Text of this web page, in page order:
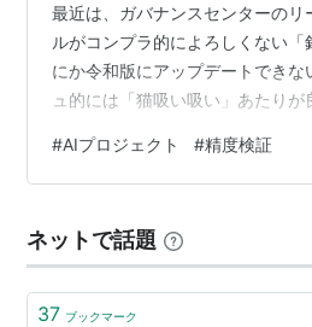
最近は、ガバナンスセンターのリ
ルがコンプラ的によろしくない「
にか令和版にアップデートできな
ュ的には「猫吸い吸い」あたりが
『Algomatic 初夏のアドベントカ
メンバーそれぞれが好きな技術
ンバーがいるのか、エンジニア
ものを少しでも知っていただけ
前回の記事はこちら…
#AIプロジェクト #精度検証
ネットで話題
37 ブックマーク